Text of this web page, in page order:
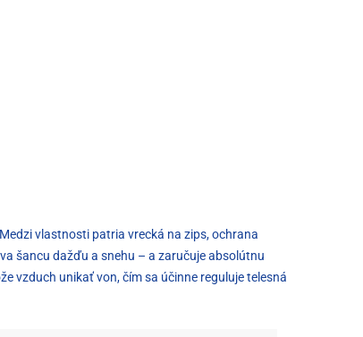
vlastnosti patria vrecká na zips, ochrana
šancu dažďu a snehu – a zaručuje absolútnu
vzduch unikať von, čím sa účinne reguluje telesná